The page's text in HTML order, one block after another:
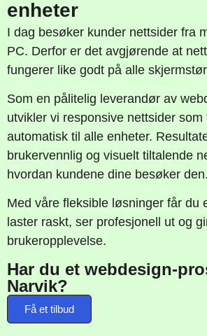
enheter
I dag besøker kunder nettsider fra
PC. Derfor er det avgjørende at
fungerer like godt på alle
Som en pålitelig leverandør av
utvikler vi responsive nettsider som
automatisk til alle enheter.
brukervennlig og visuelt tiltalende
hvordan kundene dine besøker den.
Med våre fleksible løsninger får du
laster raskt, ser profesjonell ut og
brukeropplevelse.
Har du et webdesign-
Narvik?
Få et tilbud